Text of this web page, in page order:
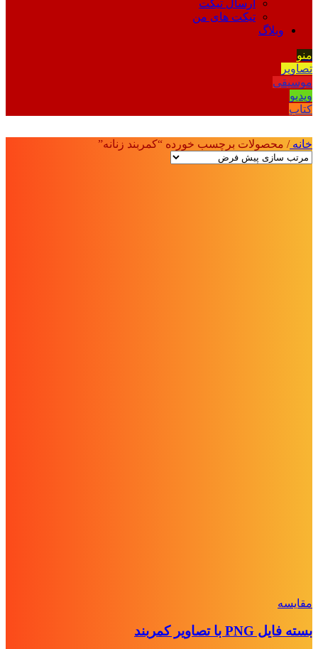
ارسال تیکت
تیکت های من
وبلاگ
منو
تصاویر
موسیقی
ویدیو
کتاب
خانه/ محصولات برچسب خورده “کمربند زنانه”
مقايسه
بسته فایل PNG با تصاویر کمربند